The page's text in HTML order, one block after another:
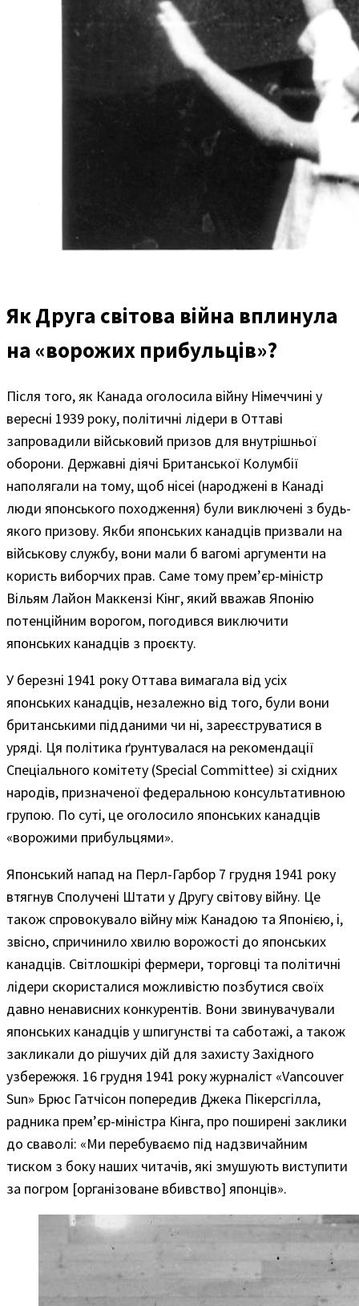
Як Друга світова війна вплинула
на «ворожих прибульців»?
Після того, як Канада оголосила війну Німеччині у
вересні 1939 року, політичні лідери в Оттаві
запровадили військовий призов для внутрішньої
оборони. Державні діячі Британської Колумбії
наполягали на тому, щоб нісеі (народжені в Канаді
люди японського походження) були виключені з будь-
якого призову. Якби японських канадців призвали на
військову службу, вони мали б вагомі аргументи на
користь виборчих прав. Саме тому прем’єр-міністр
Вільям Лайон Маккензі Кінг, який вважав Японію
потенційним ворогом, погодився виключити
японських канадців з проєкту.
У березні 1941 року Оттава вимагала від усіх
японських канадців, незалежно від того, були вони
британськими підданими чи ні, зареєструватися в
уряді. Ця політика ґрунтувалася на рекомендації
Спеціального комітету (Special Committee) зі східних
народів, призначеної федеральною консультативною
групою. По суті, це оголосило японських канадців
«ворожими прибульцями».
Японський напад на Перл-Гарбор 7 грудня 1941 року
втягнув Сполучені Штати у Другу світову війну. Це
також спровокувало війну між Канадою та Японією, і,
звісно, спричинило хвилю ворожості до японських
канадців. Світлошкірі фермери, торговці та політичні
лідери скористалися можливістю позбутися своїх
давно ненависних конкурентів. Вони звинувачували
японських канадців у шпигунстві та саботажі, а також
закликали до рішучих дій для захисту Західного
узбережжя. 16 грудня 1941 року журналіст «Vancouver
Sun» Брюс Гатчісон попередив Джека Пікерсгілла,
радника прем’єр-міністра Кінга, про поширені заклики
до сваволі: «Ми перебуваємо під надзвичайним
тиском з боку наших читачів, які змушують виступити
за погром [організоване вбивство] японців».